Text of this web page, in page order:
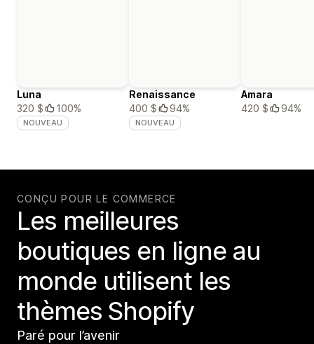
Luna
320 $
100%
NOUVEAU
Renaissance
400 $
94%
NOUVEAU
Amara
420 $
94%
CONÇU POUR LE COMMERCE
Les meilleures
boutiques en ligne au
monde utilisent les
thèmes Shopify
Paré pour l’avenir